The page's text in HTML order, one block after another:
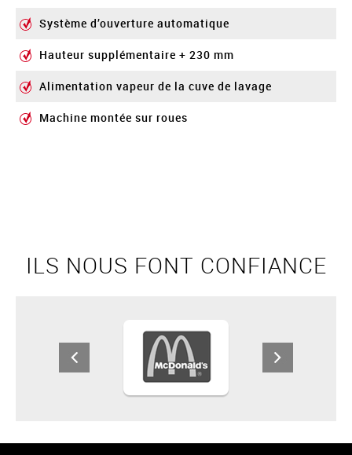
Système d’ouverture automatique
Hauteur supplémentaire + 230 mm
Alimentation vapeur de la cuve de lavage
Machine montée sur roues
ILS NOUS FONT CONFIANCE